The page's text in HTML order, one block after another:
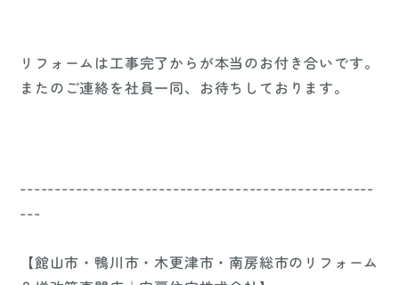
リフォームは工事完了からが本当のお付き合いです。
またのご連絡を社員一同、お待ちしております。
---------------------------------------------------
---
【館山市・鴨川市・木更津市・南房総市のリフォーム